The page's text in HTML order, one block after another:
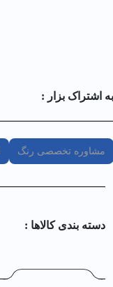
به اشتراک بزار :
مشاوره تخصصی رنگ
دسته بندی کالا‌ها :